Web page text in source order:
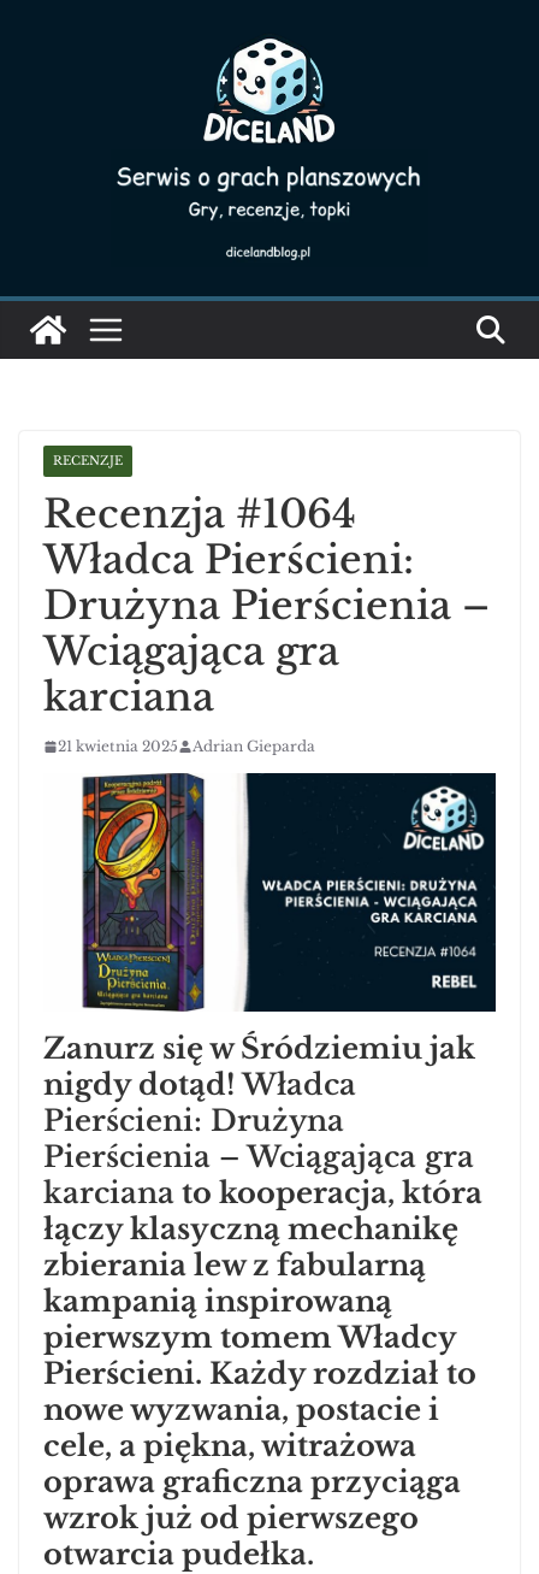
RECENZJE
Recenzja #1064
Władca Pierścieni:
Drużyna Pierścienia –
Wciągająca gra
karciana
21 kwietnia 2025 Adrian Gieparda
Zanurz się w Śródziemiu jak
nigdy dotąd!Władca
Pierścieni: Drużyna
Pierścienia – Wciągająca gra
karciana to kooperacja, która
łączy klasyczną mechanikę
zbierania lew z fabularną
kampanią inspirowaną
pierwszym tomem Władcy
Pierścieni. Każdy rozdział to
nowe wyzwania, postacie i
cele, a piękna, witrażowa
oprawa graficzna przyciąga
wzrok już od pierwszego
otwarcia pudełka.